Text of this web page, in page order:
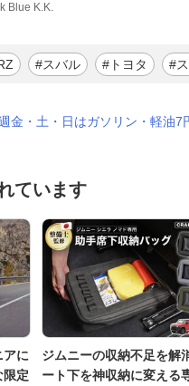
Blue K.K.
#スバル #トヨタ #
金・土・日はガソリン・軽油
ています
アに
限定
ジムニーの収納不足を解
ート下を神収納に変える